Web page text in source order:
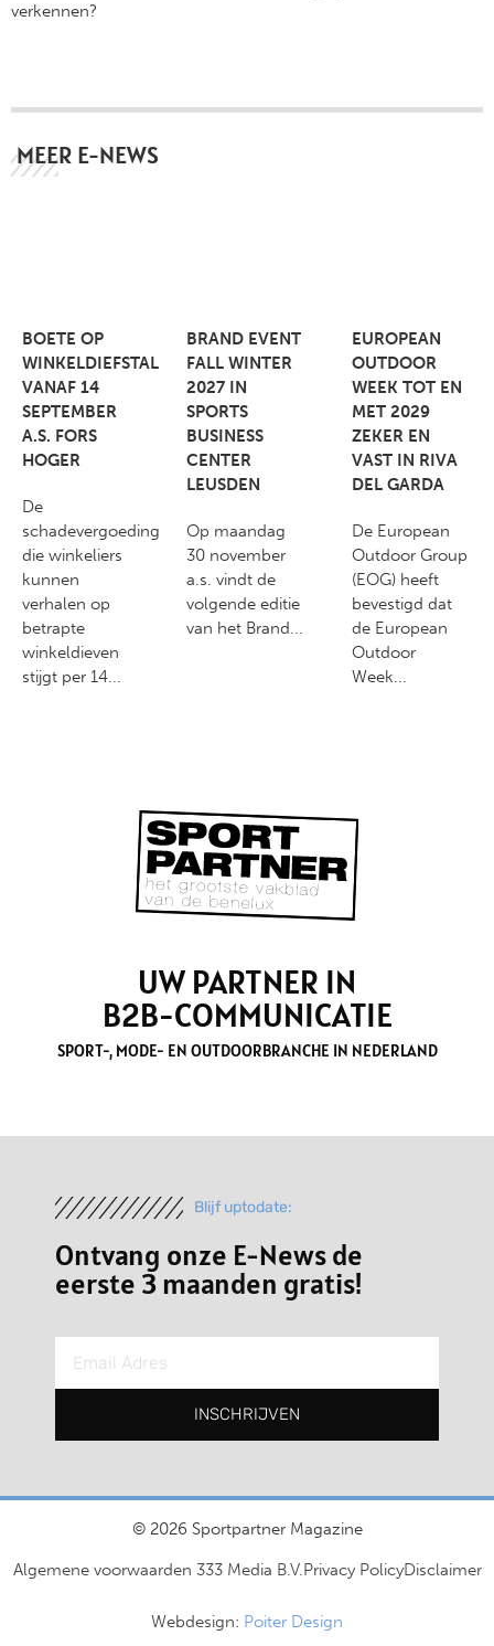
verkennen?
MEER E-NEWS
BOETE OP
WINKELDIEFSTAL
VANAF 14
SEPTEMBER
A.S. FORS
HOGER
De
schadevergoeding
die winkeliers
kunnen
verhalen op
betrapte
winkeldieven
stijgt per 14...
BRAND EVENT
FALL WINTER
2027 IN
SPORTS
BUSINESS
CENTER
LEUSDEN
Op maandag
30 november
a.s. vindt de
volgende editie
van het Brand...
EUROPEAN
OUTDOOR
WEEK TOT EN
MET 2029
ZEKER EN
VAST IN RIVA
DEL GARDA
De European
Outdoor Group
(EOG) heeft
bevestigd dat
de European
Outdoor
Week...
UW PARTNER IN
B2B-COMMUNICATIE
SPORT-, MODE- EN OUTDOORBRANCHE IN NEDERLAND
Blijf uptodate:
Ontvang onze E-News de
eerste 3 maanden gratis!
INSCHRIJVEN
© 2026 Sportpartner Magazine
Algemene voorwaarden 333 Media B.V.Privacy PolicyDisclaimer
Webdesign: Poiter Design